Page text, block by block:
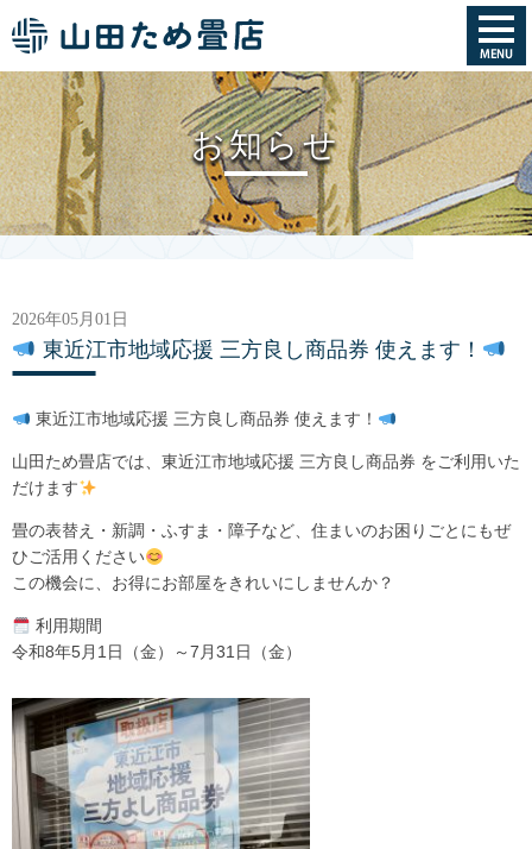
お知らせ
2026年05月01日
東近江市地域応援 三方良し商品券 使えます！
東近江市地域応援 三方良し商品券 使えます！
山田ため畳店では、東近江市地域応援 三方良し商品券 をご利用いた
だけます
畳の表替え・新調・ふすま・障子など、住まいのお困りごとにもぜ
ひご活用ください
この機会に、お得にお部屋をきれいにしませんか？
利用期間
令和8年5月1日（金）～7月31日（金）